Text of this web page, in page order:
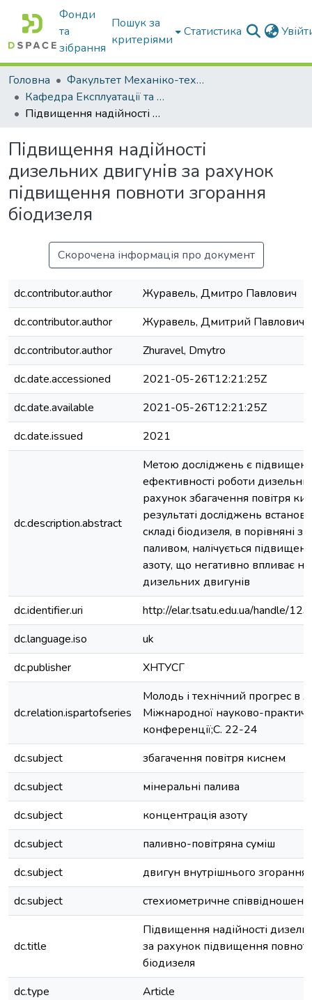
Фонди
та
зібрання
Пошук за
критеріями
Статистика
Головна
Факультет Механіко-технологічний
Кафедра Експлуатації та технічного сервісу машин
Підвищення надійності дизельних двигунів за рахунок підвищення повноти згорання біодизеля
Підвищення надійності
дизельних двигунів за рахунок
підвищення повноти згорання
біодизеля
Скорочена інформація про документ
dc.contributor.author
Журавель, Дмитро Павлович
dc.contributor.author
Журавель, Дмитрий Павлович
dc.contributor.author
Zhuravel, Dmytro
dc.date.accessioned
2021-05-26T12:21:25Z
dc.date.available
2021-05-26T12:21:25Z
dc.date.issued
2021
dc.description.abstract
Метою досліджень є
ефективності роботи
рахунок збагачення повітря
результаті досліджень
складі біодизеля, в порівняні
паливом, налічується підвищена
азоту, що негативно впливає
дизельних двигунів
dc.identifier.uri
http://elar.tsatu.edu.ua/handle/
dc.language.iso
uk
dc.publisher
ХНТУСГ
dc.relation.ispartofseries
Молодь і технічний прогрес в
Міжнародної науково-
конференції;С. 22-24
dc.subject
збагачення повітря киснем
dc.subject
мінеральні палива
dc.subject
концентрація азоту
dc.subject
паливно-повітряна суміш
dc.subject
двигун внутрішнього згорання
dc.subject
стехиометричне
dc.title
Підвищення надійності
за рахунок підвищення
біодизеля
dc.type
Article